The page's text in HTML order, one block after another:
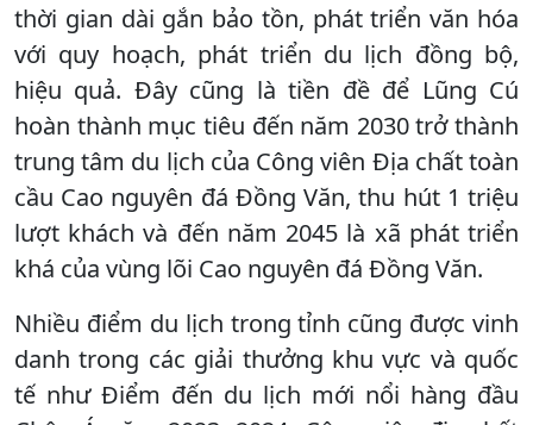
thời gian dài gắn bảo tồn, phát triển văn hóa
với quy hoạch, phát triển du lịch đồng bộ,
hiệu quả. Đây cũng là tiền đề để Lũng Cú
hoàn thành mục tiêu đến năm 2030 trở thành
trung tâm du lịch của Công viên Địa chất toàn
cầu Cao nguyên đá Đồng Văn, thu hút 1 triệu
lượt khách và đến năm 2045 là xã phát triển
khá của vùng lõi Cao nguyên đá Đồng Văn.
Nhiều điểm du lịch trong tỉnh cũng được vinh
danh trong các giải thưởng khu vực và quốc
tế như Điểm đến du lịch mới nổi hàng đầu